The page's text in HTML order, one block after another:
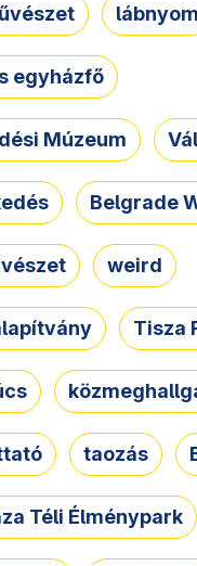
lábnyom
egyházfő
Múzeum
Belgrade
weird
Tisza
taozás
Téli Élménypark